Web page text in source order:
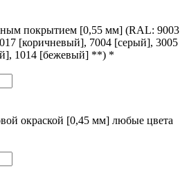
покрытием [0,55 мм] (RAL: 9003
[коричневый], 7004 [серый], 3005
1014 [бежевый] **) *
окраской [0,45 мм] любые цвета